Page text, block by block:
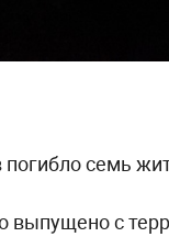
семь
с